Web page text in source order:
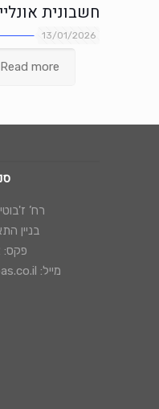
13/01/2026
חשבונית
Read more
רח’ ז'בוטינסקי
בניין התאומים
פקס: 02-6569112
מייל: office@aharon-cpas.co.il